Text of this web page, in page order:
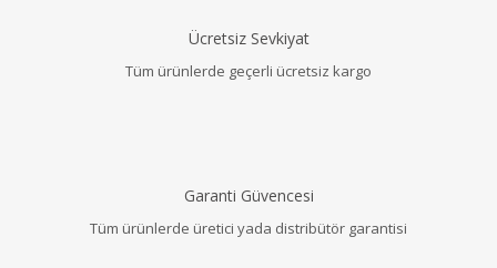
Ücretsiz Sevkiyat
Tüm ürünlerde geçerli ücretsiz kargo
Garanti Güvencesi
Tüm ürünlerde üretici yada distribütör garantisi